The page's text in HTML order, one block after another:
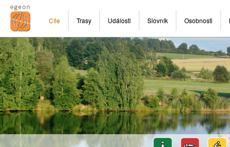
Cíle Trasy Události Slovník Osobnosti